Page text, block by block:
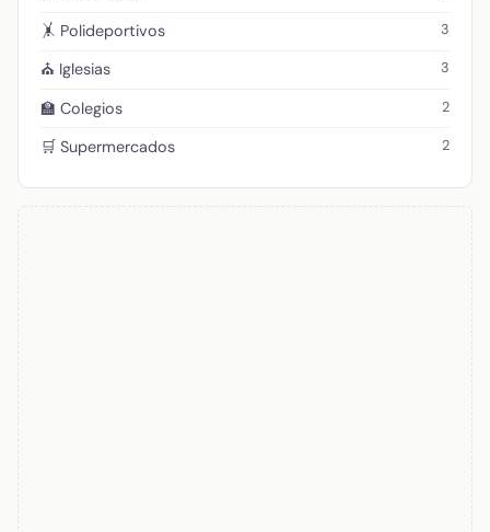
🤸 Polideportivos 3
⛪ Iglesias 3
🏫 Colegios 2
🛒 Supermercados 2